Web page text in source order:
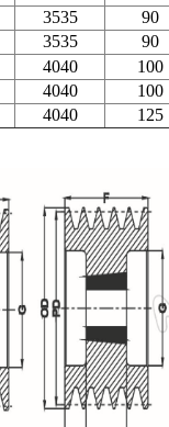
3535 90
3535 90
4040 100
4040 100
4040 125